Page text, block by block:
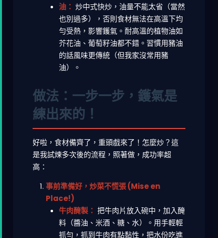
油： 炒中式快炒，油量不能太省（當然
也別過多），否則食材無法在高溫下均
勻受熱，影響鑊氣。耐高溫的植物油如
芥花油、葡萄籽油都不錯。習慣用豬油
的話風味更傳統（但我家沒常用豬
油）。
做法：一步一步，鑊氣是
練出來的！
好啦，食材備齊了，重頭戲來了！怎麼炒？這
是我試煉多次後的流程，照著做，成功率超
高：
事前準備好，炒菜不慌張 (Mise en
Place!)
牛肉醃製： 把牛肉片放入碗中，加入醃
料（醬油、米酒、糖、水）。用手輕輕
抓勻，抓到牛肉有點黏性，把水份吃進